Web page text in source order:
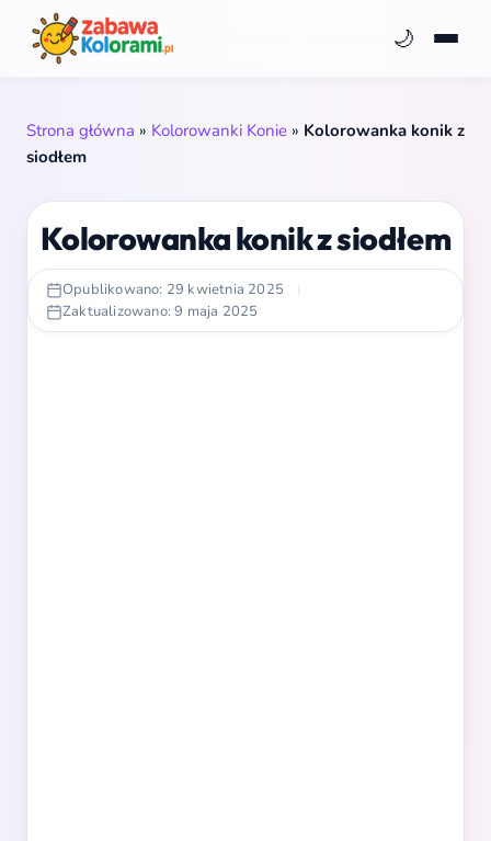
🌙
Strona główna » Kolorowanki Konie » Kolorowanka konik z
siodłem
Kolorowanka konik z siodłem
Opublikowano: 29 kwietnia 2025
|
Zaktualizowano: 9 maja 2025